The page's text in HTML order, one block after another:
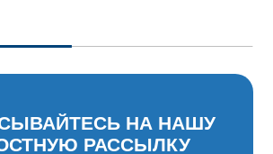
НА НАШУ
РАССЫЛКУ